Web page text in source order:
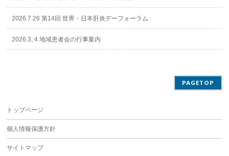
2026.7.26 第14回 世界・日本肝炎デーフォーラム
2026.3, 4 地域患者会の行事案内
PAGETOP
トップページ
個人情報保護方針
サイトマップ